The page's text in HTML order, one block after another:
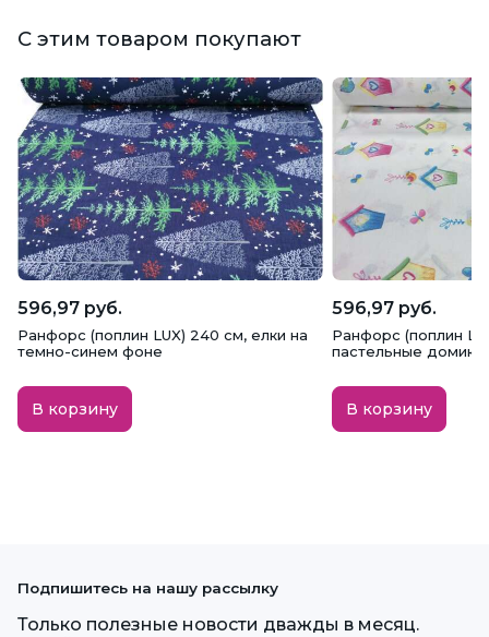
С этим товаром покупают
596,97 руб.
Ранфорс (поплин LUX) 240 см, елки на
темно-синем фоне
В корзину
596,97 руб.
Ранфорс (поплин
пастельные
В корзину
Подпишитесь на нашу рассылку
Только полезные новости дважды в месяц.